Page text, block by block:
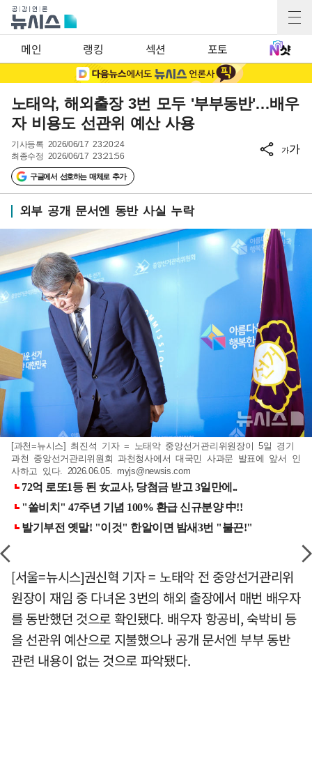
메인 랭킹 섹션 포토
노태악, 해외출장 3번 모두 '부부동반'…배우
자 비용도 선관위 예산 사용
기사등록 2026/06/17 23:20:24
최종수정 2026/06/17 23:21:56
구글에서 선호하는 매체로 추가
가가
외부 공개 문서엔 동반 사실 누락
[과천=뉴시스] 최진석 기자 = 노태악 중앙선거관리위원장이 5일 경기
과천 중앙선거관리위원회 과천청사에서 대국민 사과문 발표에 앞서 인
사하고 있다. 2026.06.05. myjs@newsis.com
[서울=뉴시스]권신혁 기자 = 노태악 전 중앙선거관리위
원장이 재임 중 다녀온 3번의 해외 출장에서 매번 배우자
를 동반했던 것으로 확인됐다. 배우자 항공비, 숙박비 등
을 선관위 예산으로 지불했으나 공개 문서엔 부부 동반
관련 내용이 없는 것으로 파악됐다.